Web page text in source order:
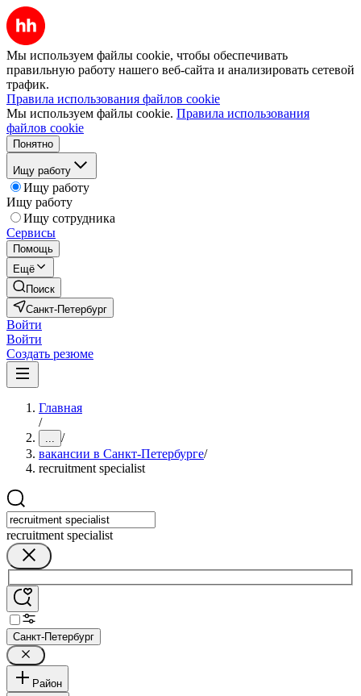
Мы используем файлы cookie, чтобы обеспечивать
правильную работу нашего веб-сайта и анализировать сетевой
трафик.
Правила использования файлов cookie
Мы используем файлы cookie. Правила использования
файлов cookie
Понятно
Ищу работу
Ищу работу
Ищу работу
Ищу сотрудника
Сервисы
Помощь
Ещё
Поиск
Санкт-Петербург
Войти
Войти
Создать резюме
Главная
/
... /
вакансии в Санкт-Петербурге/
recruitment specialist
recruitment specialist
Санкт-Петербург
Район